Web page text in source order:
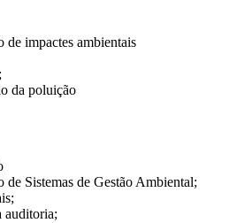
de impactes ambientais
da poluição
Sistemas de Gestão Ambiental;
auditoria;